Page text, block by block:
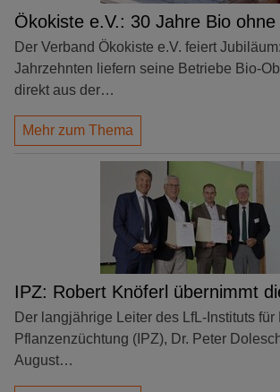
Ökokiste e.V.: 30 Jahre Bio
Der Verband Ökokiste e.V. feiert
Jahrzehnten liefern seine Betriebe Bio-
direkt aus der…
Mehr zum Thema
IPZ: Robert Knöferl übernimmt
Der langjährige Leiter des LfL-Instituts
Pflanzenzüchtung (IPZ), Dr. Peter
August…